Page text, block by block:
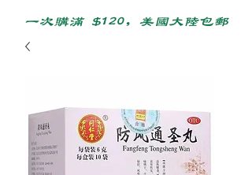
一次购满 $120，美国大陆包邮